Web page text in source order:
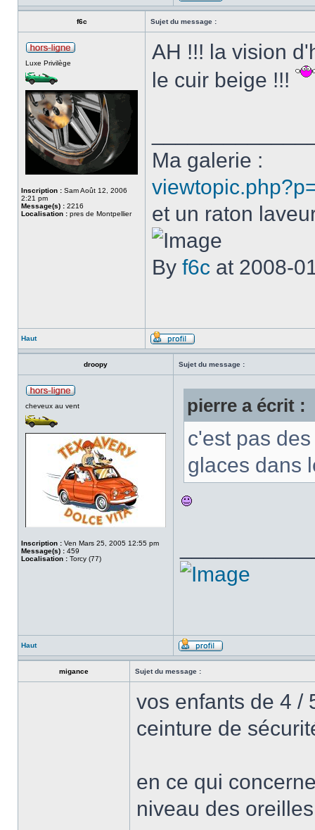
f6c Sujet du message :
Luxe Privilège
Inscription : Sam Août 12, 2006
2:21 pm
Message(s) : 2216
Localisation : pres de Montpellier
AH !!! la vision
le cuir beige !!!
Ma galerie :
et un raton
By f6c at 2008-
Haut
droopy Sujet du message :
cheveux au vent
Inscription : Ven Mars 25, 2005 12:55 pm
Message(s) : 459
Localisation : Torcy (77)
pierre a écrit :
c'est pas
glaces dans
Haut
migance Sujet du message :
vos enfants de 4 /
ceinture de
en ce qui
niveau des